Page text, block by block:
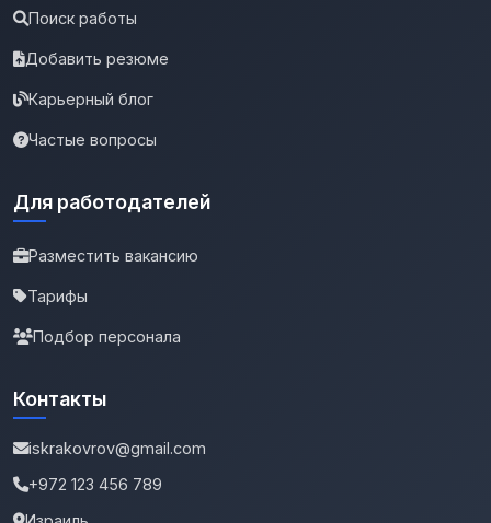
Поиск работы
Добавить резюме
Карьерный блог
Частые вопросы
Для работодателей
Разместить вакансию
Тарифы
Подбор персонала
Контакты
iskrakovrov@gmail.com
+972 123 456 789